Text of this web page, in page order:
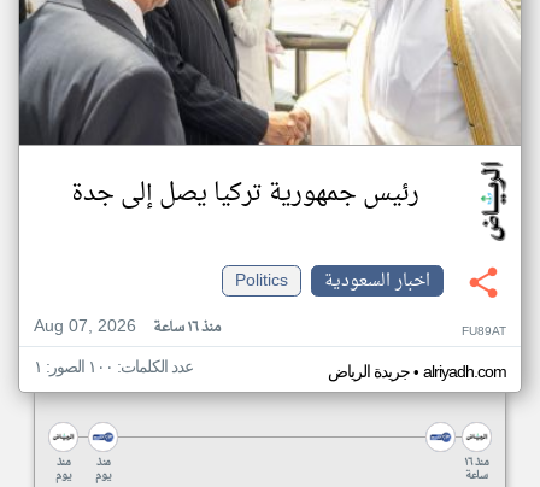
رئيس جمهورية تركيا يصل إلى جدة
اخبار السعودية
Politics
Aug 07, 2026
منذ ١٦ ساعة FU89AT
جريدة الرياض• alriyadh.com عدد الكلمات: ١٠٠ الصور: ١
منذ
يوم
منذ
يوم
منذ ١٦
ساعة